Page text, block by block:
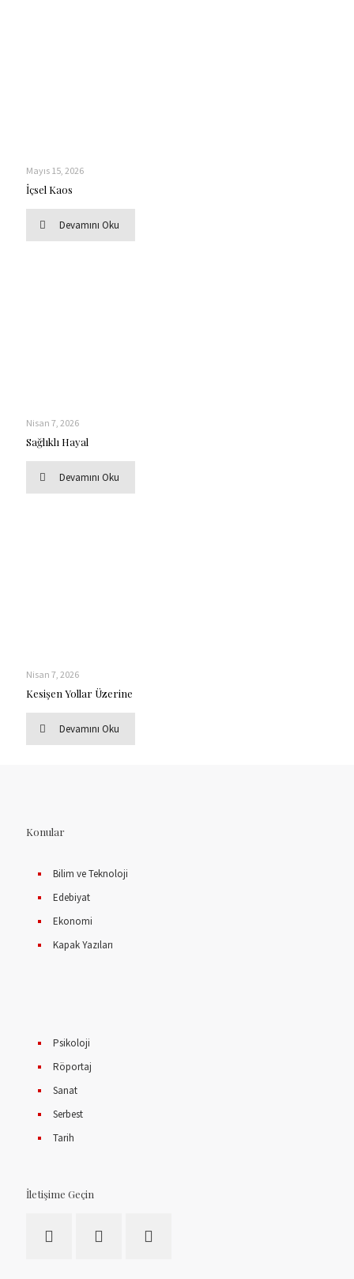
Mayıs 15, 2026
İçsel Kaos
Devamını Oku
Nisan 7, 2026
Sağlıklı Hayal
Devamını Oku
Nisan 7, 2026
Kesişen Yollar Üzerine
Devamını Oku
Konular
Bilim ve Teknoloji
Edebiyat
Ekonomi
Kapak Yazıları
Psikoloji
Röportaj
Sanat
Serbest
Tarih
İletişime Geçin